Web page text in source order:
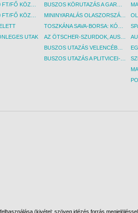
UTAK
(kivétel: szöveg idézés forrás